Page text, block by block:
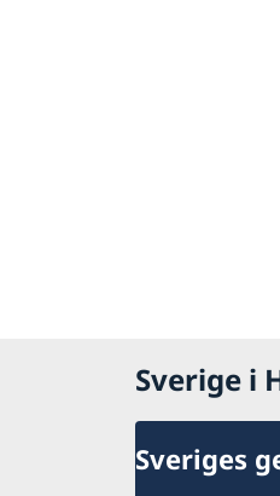
Sverige i
Sveriges